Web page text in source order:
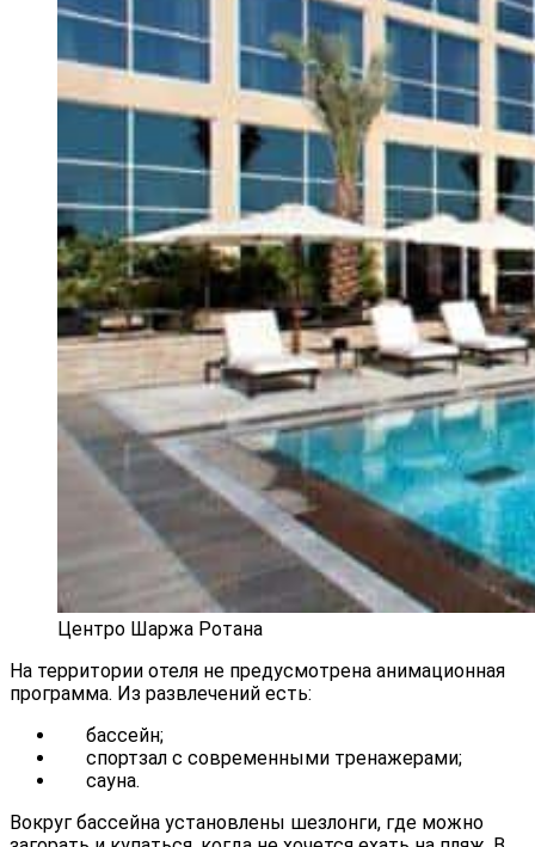
Центро Шаржа Ротана
На территории отеля не предусмотрена анимационная
программа. Из развлечений есть:
бассейн;
спортзал с современными тренажерами;
сауна.
Вокруг бассейна установлены шезлонги, где можно